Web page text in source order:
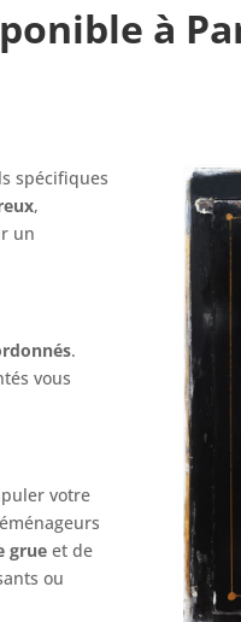
à
spécifiques
,
un
.
vous
votre
grue et de
ou